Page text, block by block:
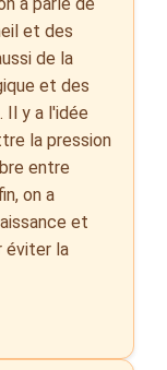
et des
de la
et des
Il y a l'idée
la pression
entre
on a
et
éviter la